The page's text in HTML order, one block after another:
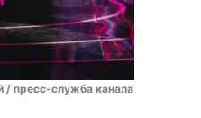
/ пресс-служба канала